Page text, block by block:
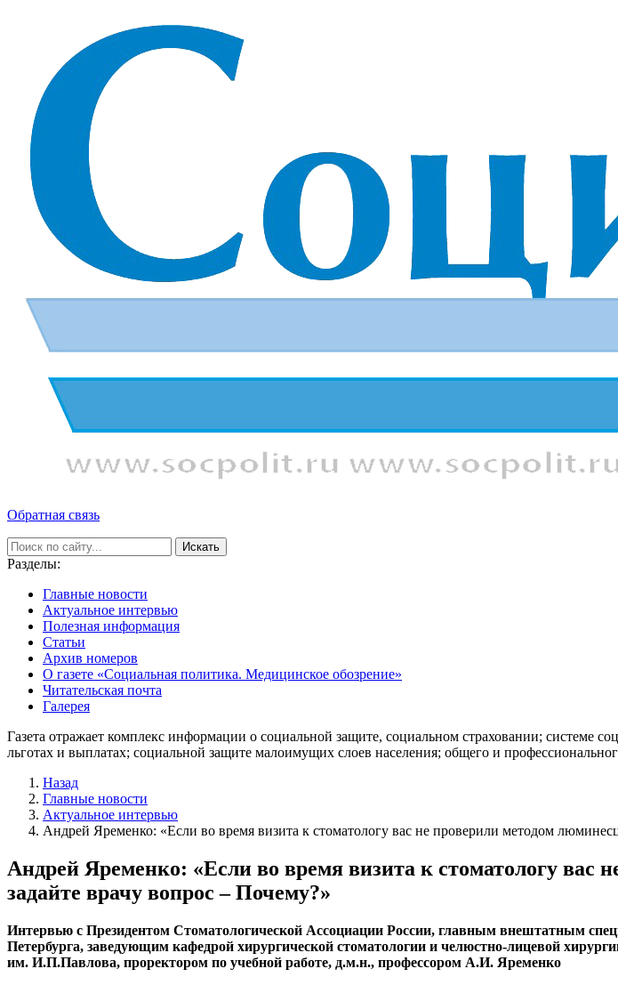
Обратная связь
Искать
Разделы:
Главные новости
Актуальное интервью
Полезная информация
Статьи
Архив номеров
О газете «Социальная политика. Медицинское обозрение»
Читательская почта
Галерея
Газета отражает комплекс информации о социальной защите, социальном страховании; системе
льготах и выплатах; социальной защите малоимущих слоев населения; общего и
Назад
Главные новости
Актуальное интервью
Андрей Яременко: «Если во время визита к стоматологу вас не проверили методом
Андрей Яременко: «Если во время визита к стоматологу вас
задайте врачу вопрос – Почему?»
Интервью с Президентом Стоматологической Ассоциации России, главным внештатным
Петербурга, заведующим кафедрой хирургической стоматологии и челюстно-лицевой
им. И.П.Павлова, проректором по учебной работе, д.м.н., профессором А.И. Яременко